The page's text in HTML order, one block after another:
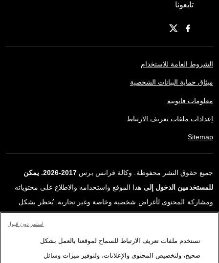
تابعونا
الشروط العامة للاستخدام
ميثاق حماية البيانات الشخصية
معلومات قانونية
إعدادات ملفات تعريف الارتباط
Sitemap
جميع حقوق النشر محفوظة. وكالة فرانس برس
2017-2026. يمكن
للمستخدمين الدخول إلى هذا الموقع واستخدامه والاطلاع على محتوياته
ومشاركة المحتوى لأغراض شخصية وخاصة وغير تجارية. يُحظر بشكل
ترخيص محددة موقعة مع وكالة فرانس برس. المواد والروابط الواردة في
التقارير، والتي لم تنتجها وكالة فرانس برس، مستخدمة فقط وبالقدر
نستخدم ملفات تعريف الارتباط للسماح لموقعنا بالعمل بشكل
صحيح، ولتخصيص المحتوى والإعلانات، ولتوفير ميزات وسائل
استمر دون قبول